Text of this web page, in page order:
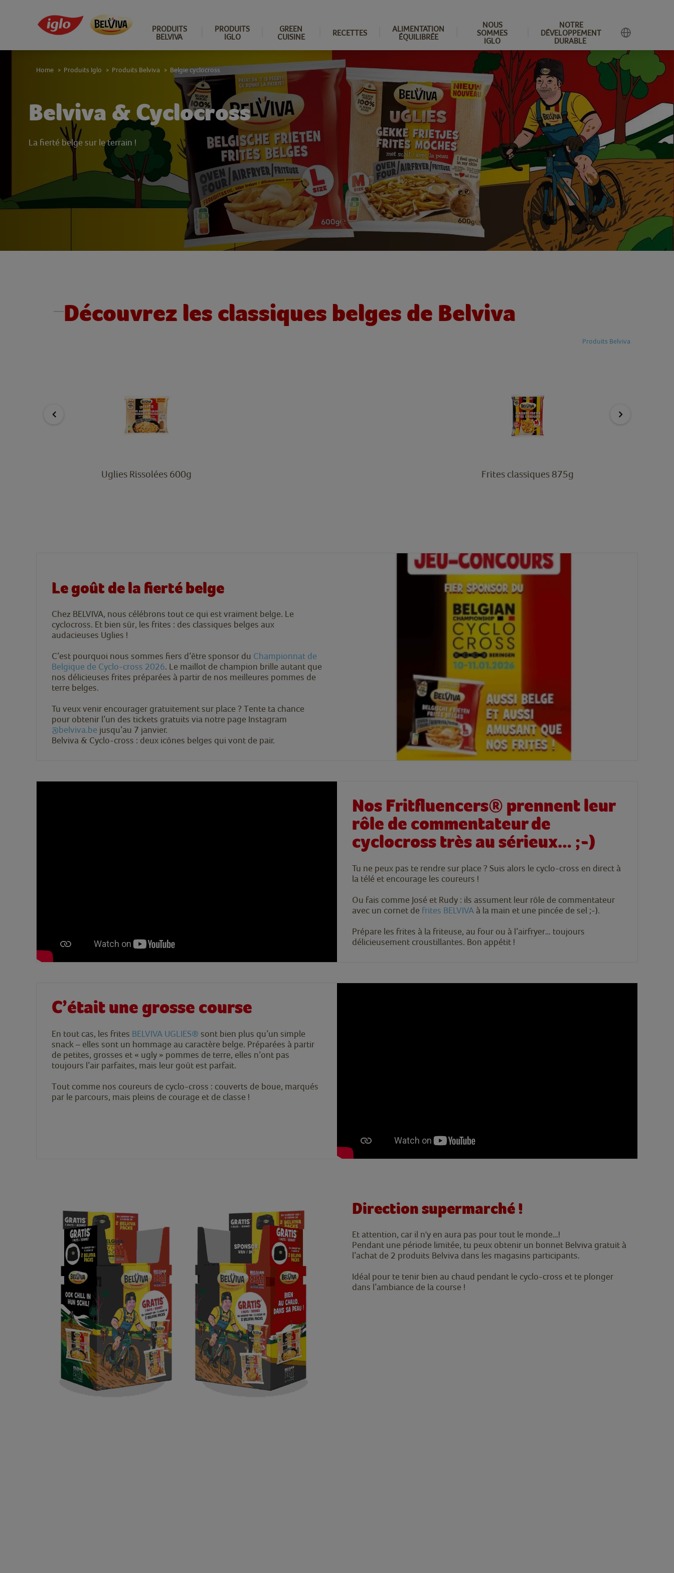
PRODUITS
BELVIVA
PRODUITS
IGLO
GREEN
CUISINE
RECETTES
ALIMENTATION
ÉQUILIBRÉE
NOUS
SOMMES
IGLO
NOTRE
DÉVELOPPEMENT
DURABLE
Belviva & Cyclocross
La fierté belge sur le terrain !
Home > Produits Iglo > Produits Belviva > Belgie cyclocross
Découvrez les classiques belges de Belviva
Produits Belviva
Uglies Rissolées 600g Frites classiques 875g
Le goût de la fierté belge
Chez BELVIVA, nous célébrons tout ce qui est vraiment belge. Le
cyclocross. Et bien sûr, les frites : des classiques belges aux
audacieuses Uglies !
C’est pourquoi nous sommes fiers d’être sponsor du Championnat de
Belgique de Cyclo-cross 2026. Le maillot de champion brille autant que
nos délicieuses frites préparées à partir de nos meilleures pommes de
terre belges.
Tu veux venir encourager gratuitement sur place ? Tente ta chance
pour obtenir l’un des tickets gratuits via notre page Instagram
@belviva.be jusqu’au 7 janvier.
Belviva & Cyclo-cross : deux icônes belges qui vont de pair.
Nos Fritfluencers® prennent leur
rôle de commentateur de
cyclocross très au sérieux… ;-)
Tu ne peux pas te rendre sur place ? Suis alors le cyclo-cross en direct à
la télé et encourage les coureurs !
Ou fais comme José et Rudy : ils assument leur rôle de commentateur
avec un cornet de frites BELVIVA à la main et une pincée de sel ;-).
Prépare les frites à la friteuse, au four ou à l’airfryer… toujours
délicieusement croustillantes. Bon appétit !
C’était une grosse course
En tout cas, les frites BELVIVA UGLIES® sont bien plus qu’un simple
snack – elles sont un hommage au caractère belge. Préparées à partir
de petites, grosses et « ugly » pommes de terre, elles n’ont pas
toujours l’air parfaites, mais leur goût est parfait.
Tout comme nos coureurs de cyclo-cross : couverts de boue, marqués
par le parcours, mais pleins de courage et de classe !
Direction supermarché !
Et attention, car il n'y en aura pas pour tout le monde…!
Pendant une période limitée, tu peux obtenir un bonnet Belviva gratuit à
l’achat de 2 produits Belviva dans les magasins participants.
Idéal pour te tenir bien au chaud pendant le cyclo-cross et te plonger
dans l’ambiance de la course !